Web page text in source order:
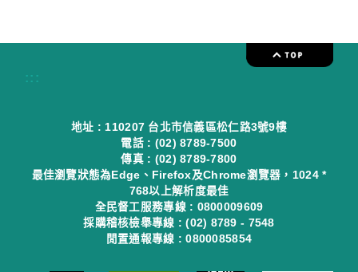
:::
地址 : 110207 台北市信義區松仁路3號9樓
電話 : (02) 8789-7500
傳真 : (02) 8789-7800
最佳瀏覽狀態為Edge、Firefox及Chrome瀏覽器，1024 *
768以上解析度最佳
全民督工服務專線 : 0800009609
採購稽核檢舉專線 : (02) 8789 - 7548
閒置通報專線 : 0800085854